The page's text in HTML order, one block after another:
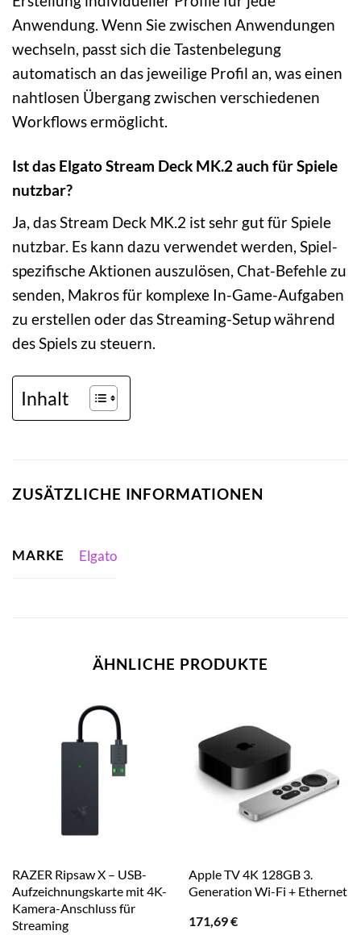
Anwendung. Wenn Sie zwischen Anwendungen
wechseln, passt sich die Tastenbelegung
automatisch an das jeweilige Profil an, was einen
nahtlosen Übergang zwischen verschiedenen
Workflows ermöglicht.
Ist das Elgato Stream Deck MK.2 auch für Spiele
nutzbar?
Ja, das Stream Deck MK.2 ist sehr gut für Spiele
nutzbar. Es kann dazu verwendet werden, Spiel-
spezifische Aktionen auszulösen, Chat-Befehle zu
senden, Makros für komplexe In-Game-Aufgaben
zu erstellen oder das Streaming-Setup während
des Spiels zu steuern.
Inhalt
ZUSÄTZLICHE INFORMATIONEN
MARKE Elgato
ÄHNLICHE PRODUKTE
RAZER Ripsaw X – USB-
Aufzeichnungskarte mit 4K-
Kamera-Anschluss für
Streaming
Apple TV 4K 128GB 3.
Generation Wi-Fi + Ethernet
171,69€